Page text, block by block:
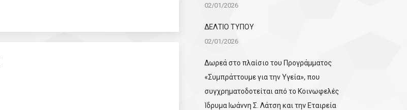
02/01/2026
ΔΕΛΤΙΟ ΤΥΠΟΥ
02/01/2026
Δωρεά στο πλαίσιο του Προγράμματος
«Συμπράττουμε για την Υγεία», που
συγχρηματοδοτείται από το Κοινωφελές
Ίδρυμα Ιωάννη Σ. Λάτση και την Εταιρεία